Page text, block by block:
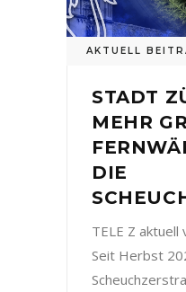
AKTUELL
STADT
MEHR
DIE
TELE Z aktuell
Seit Herbst